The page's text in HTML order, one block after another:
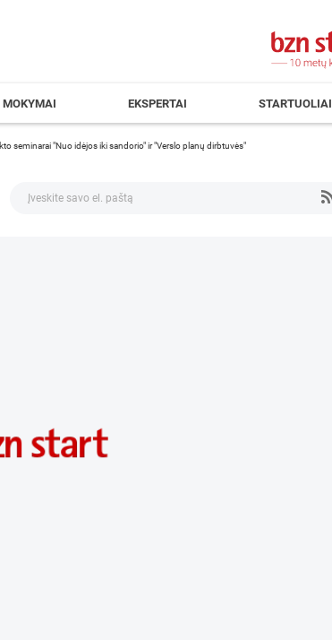
MOKYMAI EKSPERTAI STARTUOLIAI
seminarai "Nuo idėjos iki sandorio" ir "Verslo planų dirbtuvės"